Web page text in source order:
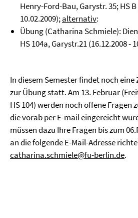
Henry-Ford-Bau, Garystr. 35; HS B
10.02.2009);alternativ:
Übung (Catharina Schmiele):
HS 104a, Garystr.21 (16.12.2008 -
In diesem Semester findet noch
zur Übung statt. Am 13. Februar
HS 104) werden noch offene Fragen
die vorab per E-mail eingereicht
müssen dazu Ihre Fragen bis zum
an die folgende E-Mail-Adresse
catharina.schmiele@fu-berlin.de.